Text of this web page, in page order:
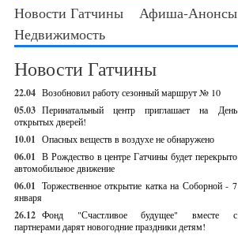
Новости Гатчины Афиша-Анонсы
Недвижимость
Новости Гатчины
22.04 Возобновил работу сезонный маршрут № 10
05.03 Перинатальный центр приглашает на День
открытых дверей!
10.01 Опасных веществ в воздухе не обнаружено
06.01 В Рождество в центре Гатчины будет перекрыто
автомобильное движение
06.01 Торжественное открытие катка на Соборной - 7
января
26.12 Фонд "Счастливое будущее" вместе с
партнерами дарят новогодние праздники детям!